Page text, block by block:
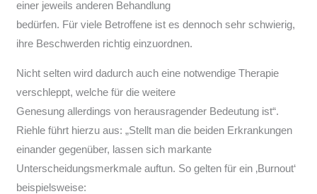
einer jeweils anderen Behandlung
bedürfen. Für viele Betroffene ist es dennoch sehr schwierig,
ihre Beschwerden richtig einzuordnen.
Nicht selten wird dadurch auch eine notwendige Therapie
verschleppt, welche für die weitere
Genesung allerdings von herausragender Bedeutung ist“.
Riehle führt hierzu aus: „Stellt man die beiden Erkrankungen
einander gegenüber, lassen sich markante
Unterscheidungsmerkmale auftun. So gelten für ein ‚Burnout‘
beispielsweise: